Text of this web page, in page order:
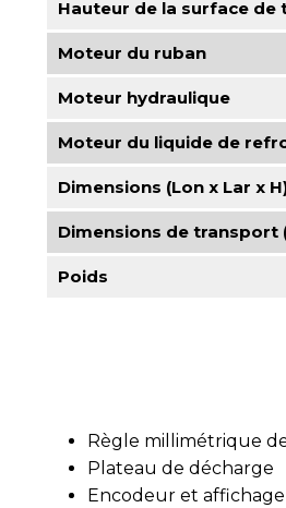
Hauteur de la surface de
Moteur du ruban
Moteur hydraulique
Moteur du liquide de
Dimensions (Lon x Lar x
Dimensions de transport
Poids
Règle millimétrique
Plateau de décharge
Encodeur et